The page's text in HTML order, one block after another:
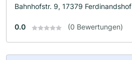
Bahnhofstr. 9, 17379 Ferdinandshof
0.0 (0 Bewertungen)